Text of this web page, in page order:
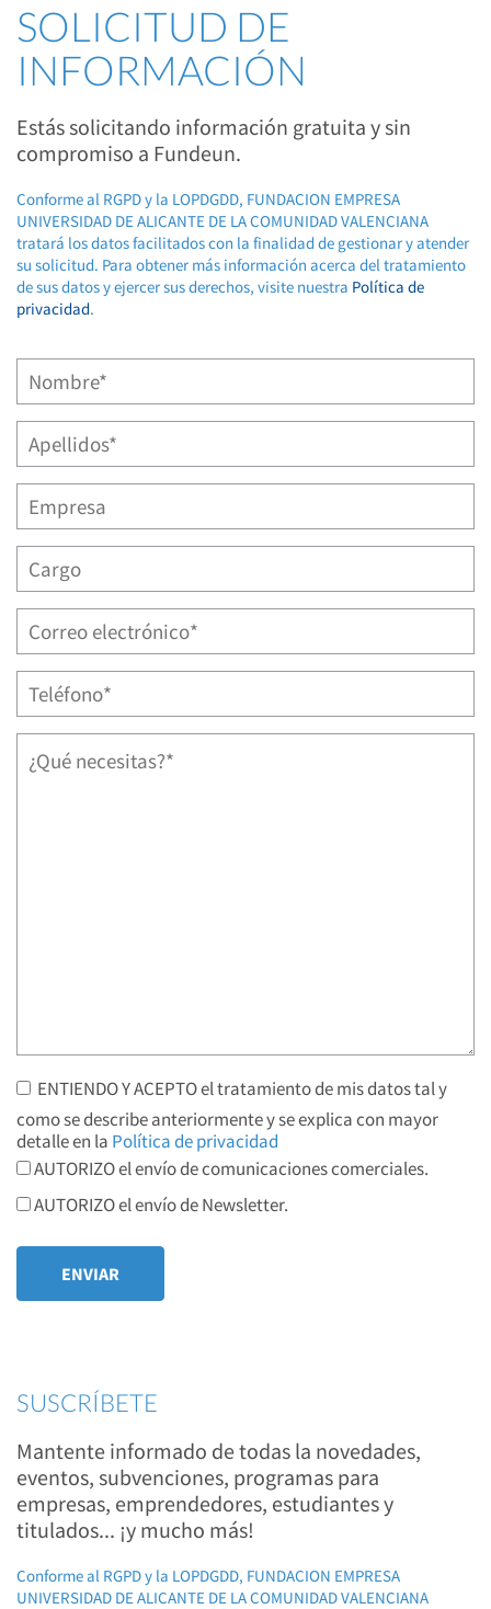
SOLICITUD DE
INFORMACIÓN
Estás solicitando información gratuita y sin
compromiso a Fundeun.
Conforme al RGPD y la LOPDGDD, FUNDACION EMPRESA
UNIVERSIDAD DE ALICANTE DE LA COMUNIDAD VALENCIANA
tratará los datos facilitados con la finalidad de gestionar y atender
su solicitud. Para obtener más información acerca del tratamiento
de sus datos y ejercer sus derechos, visite nuestra Política de
privacidad.
ENTIENDO Y ACEPTO el tratamiento de mis datos tal y
como se describe anteriormente y se explica con mayor
detalle en la Política de privacidad
AUTORIZO el envío de comunicaciones comerciales.
AUTORIZO el envío de Newsletter.
SUSCRÍBETE
Mantente informado de todas la novedades,
eventos, subvenciones, programas para
empresas, emprendedores, estudiantes y
titulados... ¡y mucho más!
Conforme al RGPD y la LOPDGDD, FUNDACION EMPRESA
UNIVERSIDAD DE ALICANTE DE LA COMUNIDAD VALENCIANA